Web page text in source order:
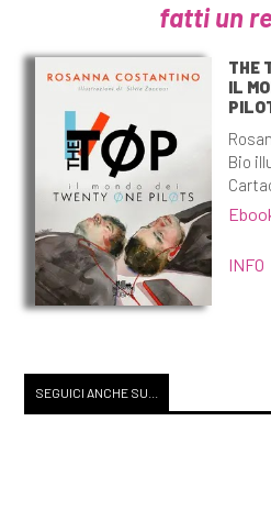
fatti un
THE
IL
Bio
INFO
SEGUICI ANCHE SU...